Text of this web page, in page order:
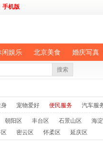
手机版
闲娱乐 北京美食 婚庆写真
搜索
宠物爱好 便民服务 汽车服
朝阳区 丰台区 石景山区
海
密云区 怀柔区 延庆区